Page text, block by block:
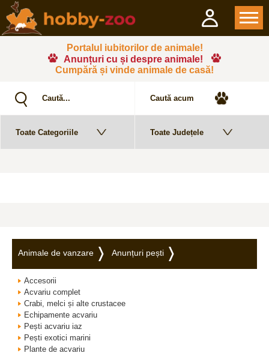
Portalul iubitorilor de animale!
Anunțuri cu și despre animale!
Cumpără și vinde animale de casă!
Animale de vanzare Anunțuri pești
Accesorii
Acvariu complet
Crabi, melci și alte crustacee
Echipamente acvariu
Pești acvariu iaz
Pești exotici marini
Plante de acvariu